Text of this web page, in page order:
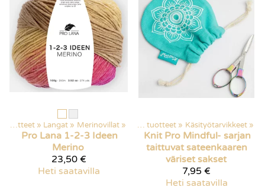
Kaikki tuotteet ‪» Langat ‪» Merinovillat ‪»
Pro Lana 1-2-3 Ideen
Merino
23,50 €
Heti saatavilla
Kaikki tuotteet ‪» Käsityötarvikkeet ‪»
Knit Pro Mindful- sarjan
taittuvat sateenkaaren
väriset sakset
7,95 €
Heti saatavilla